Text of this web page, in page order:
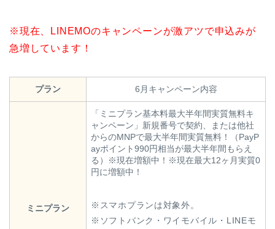
※現在、LINEMOのキャンペーンが激アツで申込みが
急増しています！
プラン 6月キャンペーン内容
ミニプラン
「ミニプラン基本料最大半年間実質無料キ
ャンペーン」新規番号で契約、または他社
からのMNPで最大半年間実質無料！（PayP
ayポイント990円相当が最大半年間もらえ
る）※現在増額中！※現在最大12ヶ月実質0
円に増額中！
※スマホプランは対象外。
※ソフトバンク・ワイモバイル・LINEモ